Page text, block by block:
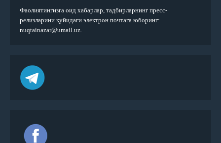
Фаолиятингизга оид хабарлар, тадбирларнинг пресс-
релизларини қуйидаги электрон почтага юборинг:
nuqtainazar@umail.uz.